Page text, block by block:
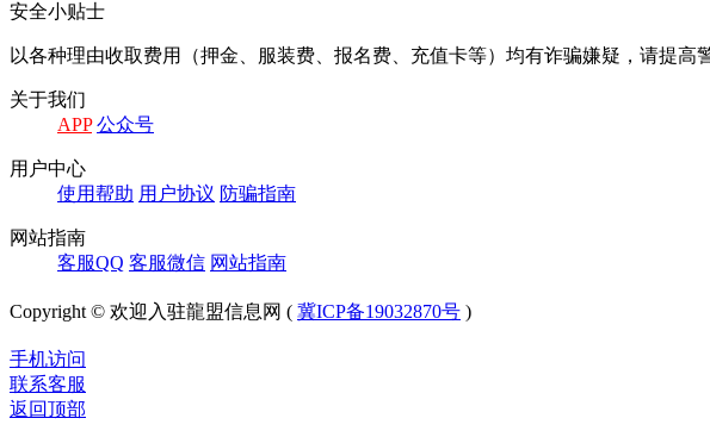
安全小贴士
以各种理由收取费⽤（押⾦、服装费、报名费、充值卡等）均有诈骗嫌疑，请提⾼
关于我们
APP 公众号
⽤户中⼼
使⽤帮助 ⽤户协议 防骗指南
⽹站指南
客服QQ 客服微信 ⽹站指南
Copyright © 欢迎入驻龍盟信息网 ( 冀ICP备19032870号 )
手机访问
联系客服
返回顶部